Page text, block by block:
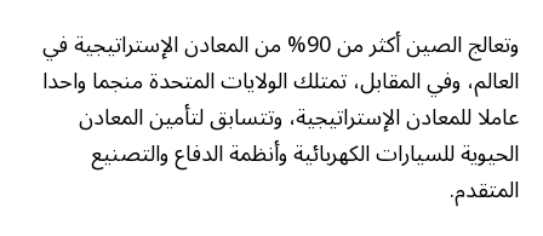
وتعالج الصين أكثر من 90% من المعادن الإستراتيجية في
العالم، وفي المقابل، تمتلك الولايات المتحدة منجما واحدا
عاملا للمعادن الإستراتيجية، وتتسابق لتأمين المعادن
الحيوية للسيارات الكهربائية وأنظمة الدفاع والتصنيع
المتقدم.